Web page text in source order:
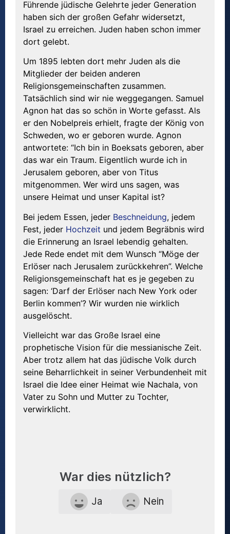
Führende jüdische Gelehrte jeder Generation
haben sich der großen Gefahr widersetzt,
Israel zu erreichen. Juden haben schon immer
dort gelebt.
Um 1895 lebten dort mehr Juden als die
Mitglieder der beiden anderen
Religionsgemeinschaften zusammen.
Tatsächlich sind wir nie weggegangen. Samuel
Agnon hat das so schön in Worte gefasst. Als
er den Nobelpreis erhielt, fragte der König von
Schweden, wo er geboren wurde. Agnon
antwortete: “Ich bin in Boeksats geboren, aber
das war ein Traum. Eigentlich wurde ich in
Jerusalem geboren, aber von Titus
mitgenommen. Wer wird uns sagen, was
unsere Heimat und unser Kapital ist?
Bei jedem Essen, jeder Beschneidung, jedem
Fest, jeder Hochzeit und jedem Begräbnis wird
die Erinnerung an Israel lebendig gehalten.
Jede Rede endet mit dem Wunsch “Möge der
Erlöser nach Jerusalem zurückkehren”. Welche
Religionsgemeinschaft hat es je gegeben zu
sagen: ‘Darf der Erlöser nach New York oder
Berlin kommen’? Wir wurden nie wirklich
ausgelöscht.
Vielleicht war das Große Israel eine
prophetische Vision für die messianische Zeit.
Aber trotz allem hat das jüdische Volk durch
seine Beharrlichkeit in seiner Verbundenheit mit
Israel die Idee einer Heimat wie Nachala, von
Vater zu Sohn und Mutter zu Tochter,
verwirklicht.
War dies nützlich?
Ja Nein